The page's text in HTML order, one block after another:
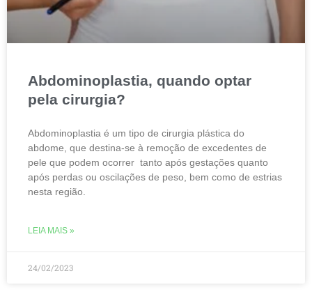
Abdominoplastia, quando optar
pela cirurgia?
Abdominoplastia é um tipo de cirurgia plástica do
abdome, que destina-se à remoção de excedentes de
pele que podem ocorrer tanto após gestações quanto
após perdas ou oscilações de peso, bem como de estrias
nesta região.
LEIA MAIS »
24/02/2023